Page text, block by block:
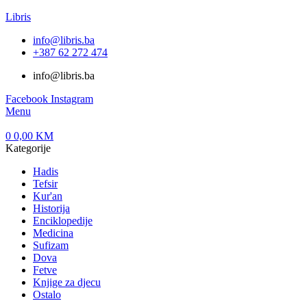
Libris
info@libris.ba
+387 62 272 474​
info@libris.ba
Facebook Instagram
Menu
0 0,00 KM
Kategorije
Hadis
Tefsir
Kur'an
Historija
Enciklopedije
Medicina
Sufizam
Dova
Fetve
Knjige za djecu
Ostalo